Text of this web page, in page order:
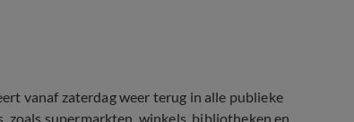
vanaf zaterdag weer terug in alle publieke
supermarkten, winkels, bibliotheken en